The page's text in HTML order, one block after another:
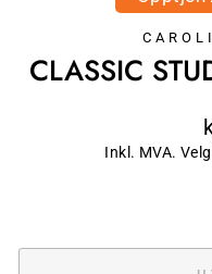
CLASSIC
Inkl. MVA. Velg